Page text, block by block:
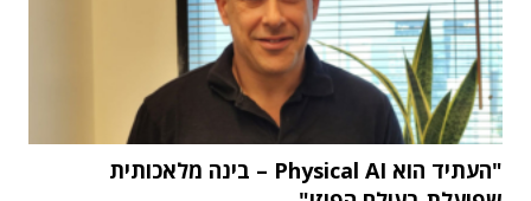
"העתיד הוא Physical AI – בינה מלאכותית